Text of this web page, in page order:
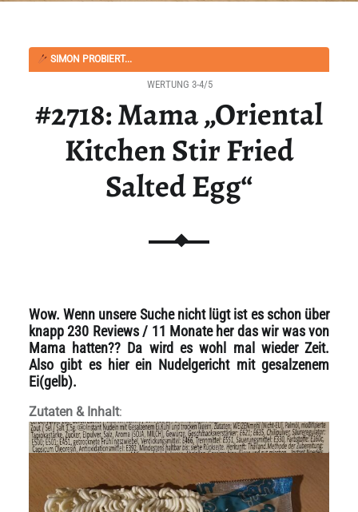
SIMON PROBIERT...
#2718: Mama „Oriental
Kitchen Stir Fried
Salted Egg“
WERTUNG 3-4/5
Wow. Wenn unsere Suche nicht lügt ist es schon über
knapp 230 Reviews / 11 Monate her das wir was von
Mama hatten?? Da wird es wohl mal wieder Zeit.
Also gibt es hier ein Nudelgericht mit gesalzenem
Ei(gelb).
Zutaten & Inhalt: